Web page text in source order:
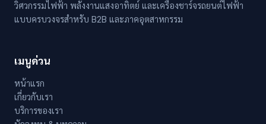
วิศวกรรมไฟฟ้า พลังงานแสงอาทิตย์ และเครื่องชาร์จรถยนต์ไฟฟ้า
แบบครบวงจรสำหรับ B2B และภาคอุตสาหกรรม
เมนูด่วน
หน้าแรก
เกี่ยวกับเรา
บริการของเรา